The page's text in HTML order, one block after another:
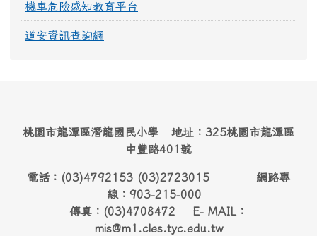
機車危險感知教育平台
道安資訊查詢網
桃園市龍潭區潛龍國民小學 地址：325桃園市龍潭區
中豐路401號
電話：(03)4792153 (03)2723015 網路專
線：903-215-000
傳真：(03)4708472 E- MAIL：
mis@m1.cles.tyc.edu.tw